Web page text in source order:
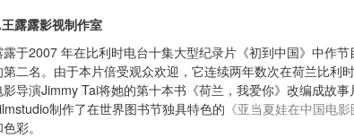
露露影视制作室
露于2007 年在比利时电台十集大型纪录片《初到中国》中作
第二名。由于本片倍受观众欢迎，它连续两年数次在荷兰比利
影导演Jimmy Tai将她的第十本书《荷兰，我爱你》改编成故事
制作了在世界图书节独具特色的 《亚当夏娃在中国电影
彩。